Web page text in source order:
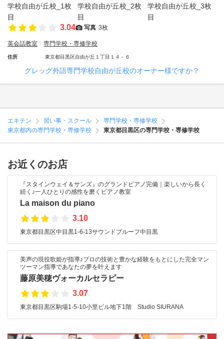
3.04 写真 3枚
英会話教室 専門学校・専修学校
住所 東京都目黒区自由が丘１丁目１４－６
グレッグ外語専門学校自由が丘校のオーナー様ですか？
エキテン 習い事・スクール
専門学校・専修学校
東京都内の専門学校・専修学校
東京都目黒区の専門学校・専修学校
お近くのお店
『スタインウェイ＆サンズ』のグランドピアノ完備｜楽しいから長く
続く♪一人ひとりの感性を磨くピアノ教室
La maison du piano
3.10
東京都目黒区中目黒1-6-13サウンドプルーフ中目黒
美声の現役歌姫が指導♪プロの技術と豊かな経験をもとにした完全マン
ツーマン指導であなたの夢を叶えます
藤原美穂ヴォーカルセラピー
3.07
東京都目黒区駒場1-5-10小里ビル地下1階 Studio SIURANA